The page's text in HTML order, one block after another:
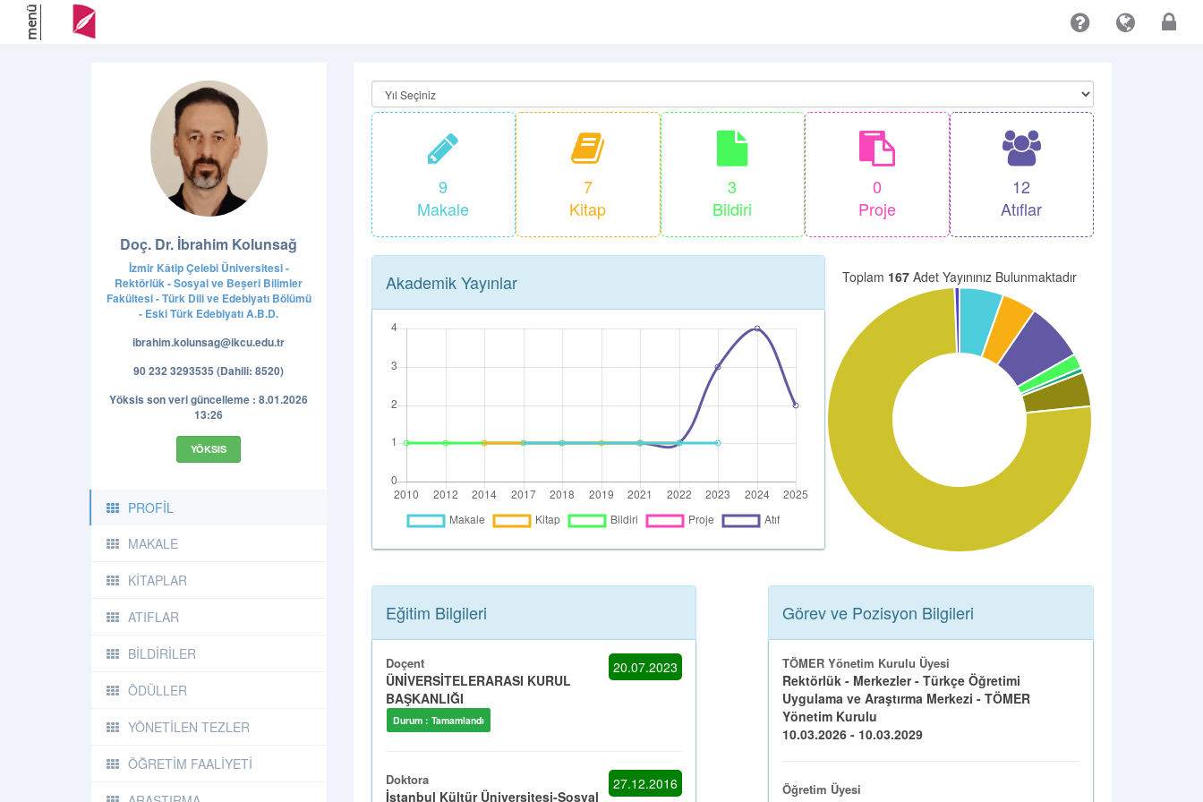
menü
Doç. Dr. İbrahim Kolunsağ
İzmir Kâtip Çelebi Üniversitesi -
Rektörlük - Sosyal ve Beşeri Bilimler
Fakültesi - Türk Dili ve Edebiyatı Bölümü
- Eski Türk Edebiyatı A.B.D.
ibrahim.kolunsag@ikcu.edu.tr
90 232 3293535 (Dahili: 8520)
Yöksis son veri güncelleme : 8.01.2026
13:26
YÖKSIS
PROFİL
MAKALE
KİTAPLAR
ATIFLAR
BİLDİRİLER
ÖDÜLLER
YÖNETİLEN TEZLER
ÖĞRETİM FAALİYETİ
9
Makale
7
Kitap
3
Bildiri
0
Proje
12
Atıflar
Akademik Yayınlar Toplam 167Adet Yayınınız Bulunmaktadır
Eğitim Bilgileri
Doçent 20.07.2023
ÜNİVERSİTELERARASI KURUL
BAŞKANLIĞI
Durum : Tamamlandı
Doktora 27.12.2016
İstanbul Kültür Üniversitesi-Sosyal
Görev ve Pozisyon Bilgileri
TÖMER Yönetim Kurulu Üyesi
Rektörlük - Merkezler - Türkçe Öğretimi
Uygulama ve Araştırma Merkezi - TÖMER
Yönetim Kurulu
10.03.2026 - 10.03.2029
Öğretim Üyesi